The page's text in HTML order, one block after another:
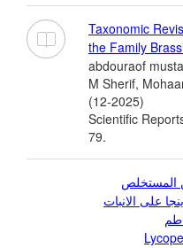
Taxonomic
the Family
abdouraof
M Sherif,
(12-2025)
Scientific
79.
المستخلص
على الانبات